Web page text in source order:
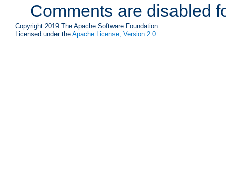
Comments are disabled
Copyright 2019 The Apache Software Foundation.
Licensed under the Apache License, Version 2.0.